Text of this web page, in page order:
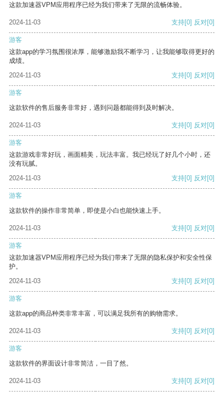
这款加速器VPM应用程序已经为我们带来了无限的流畅体验。
2024-11-03 支持[0] 反对[0]
游客
这款app的学习氛围很浓厚，能够激励我不断学习，让我能够取得更好的
成绩。
2024-11-03
支持[0] 反对[0]
游客
这款软件的售后服务非常好，遇到问题都能得到及时解决。
2024-11-03 支持[0] 反对[0]
游客
这款游戏非常好玩，画面精美，玩法丰富。我已经玩了好几个小时，还
没有玩腻。
2024-11-03
支持[0] 反对[0]
游客
这款软件的操作非常简单，即使是小白也能快速上手。
2024-11-03 支持[0] 反对[0]
游客
这款加速器VPM应用程序已经为我们带来了无限的隐私保护和安全性保
护。
2024-11-03
支持[0] 反对[0]
游客
这款app的商品种类非常丰富，可以满足我所有的购物需求。
2024-11-03 支持[0] 反对[0]
游客
这款软件的界面设计非常简洁，一目了然。
2024-11-03 支持[0] 反对[0]